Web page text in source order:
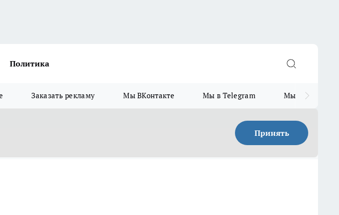
Политика
Заказать рекламу Мы ВКонтакте Мы в Telegram Мы в MAX
Принять